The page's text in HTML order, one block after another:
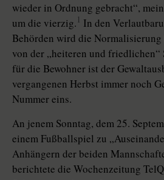
wieder in Ordnung gebracht“,
um die vierzig. 1 In den
Behörden wird die Normalisierung
von der „heiteren und friedlichen“
für die Bewohner ist der
vergangenen Herbst immer noch
Nummer eins.
An jenem Sonntag, dem 25.
einem Fußballspiel zu
Anhängern der beiden
berichtete die Wochenzeitung